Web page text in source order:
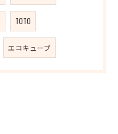
TOTO
エコキューブ